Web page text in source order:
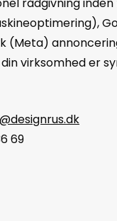
(Meta)
virksomhed er
69